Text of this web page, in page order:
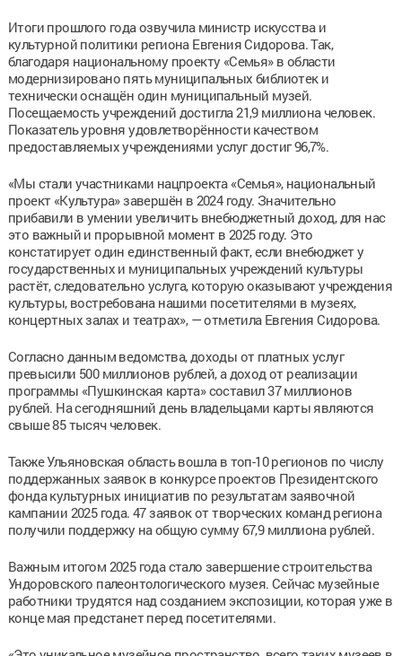
Итоги прошлого года озвучила министр искусства и
культурной политики региона Евгения Сидорова. Так,
благодаря национальному проекту «Семья» в области
модернизировано пять муниципальных библиотек и
технически оснащён один муниципальный музей.
Посещаемость учреждений достигла 21,9 миллиона человек.
Показатель уровня удовлетворённости качеством
предоставляемых учреждениями услуг достиг 96,7%.
«Мы стали участниками нацпроекта «Семья», национальный
проект «Культура» завершён в 2024 году. Значительно
прибавили в умении увеличить внебюджетный доход, для нас
это важный и прорывной момент в 2025 году. Это
констатирует один единственный факт, если внебюджет у
государственных и муниципальных учреждений культуры
растёт, следовательно услуга, которую оказывают учреждения
культуры, востребована нашими посетителями в музеях,
концертных залах и театрах», — отметила Евгения Сидорова.
Согласно данным ведомства, доходы от платных услуг
превысили 500 миллионов рублей, а доход от реализации
программы «Пушкинская карта» составил 37 миллионов
рублей. На сегодняшний день владельцами карты являются
свыше 85 тысяч человек.
Также Ульяновская область вошла в топ-10 регионов по числу
поддержанных заявок в конкурсе проектов Президентского
фонда культурных инициатив по результатам заявочной
кампании 2025 года. 47 заявок от творческих команд региона
получили поддержку на общую сумму 67,9 миллиона рублей.
Важным итогом 2025 года стало завершение строительства
Ундоровского палеонтологического музея. Сейчас музейные
работники трудятся над созданием экспозиции, которая уже в
конце мая предстанет перед посетителями.